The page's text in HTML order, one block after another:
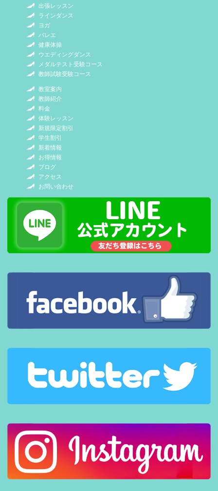
出張レッスン
ラインダンス
ヨガ
バレエ
健康体操
ウエディングダンス
メダルテスト受験コース
教師試験受験コース
教室案内
教師紹介
料金
体験レッスン
新規限定割引
学生割引
新着情報
お得情報
ブログ
アクセス
お問い合わせ